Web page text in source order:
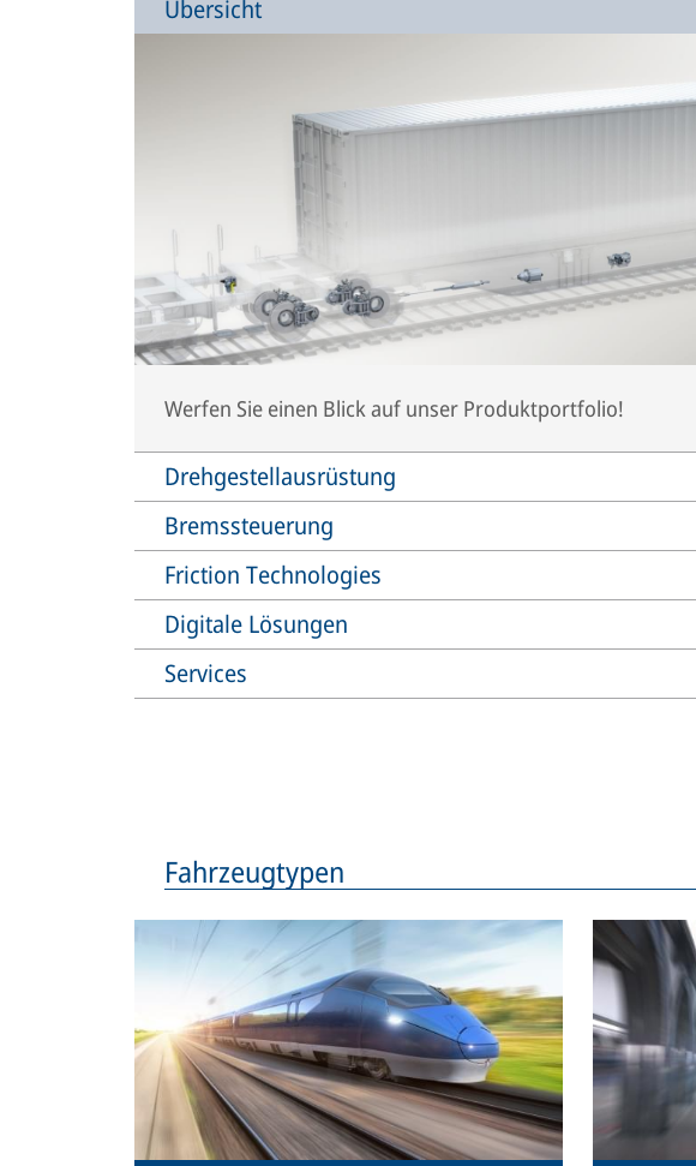
Übersicht
Werfen Sie einen Blick auf unser Produktportfolio!
Drehgestellausrüstung
Bremssteuerung
Friction Technologies
Digitale Lösungen
Services
Fahrzeugtypen